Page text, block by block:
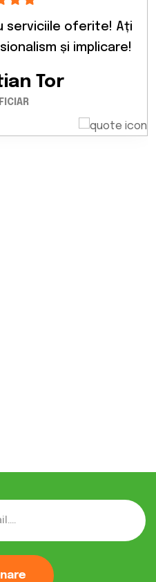
serviciile oferite! Ați
și implicare!
Tor
la un alt nivel! Vă